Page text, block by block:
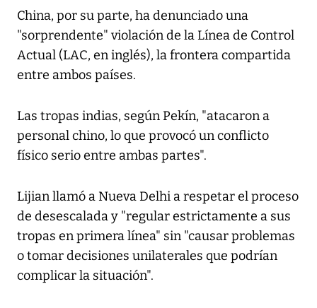
China, por su parte, ha denunciado una
"sorprendente" violación de la Línea de Control
Actual (LAC, en inglés), la frontera compartida
entre ambos países.
Las tropas indias, según Pekín, "atacaron a
personal chino, lo que provocó un conflicto
físico serio entre ambas partes".
Lijian llamó a Nueva Delhi a respetar el proceso
de desescalada y "regular estrictamente a sus
tropas en primera línea" sin "causar problemas
o tomar decisiones unilaterales que podrían
complicar la situación".